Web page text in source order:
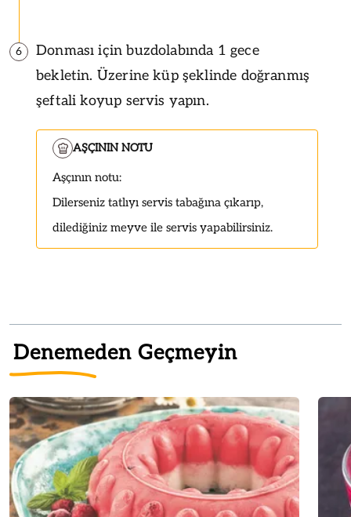
6
Donması için buzdolabında 1 gece
bekletin. Üzerine küp şeklinde doğranmış
şeftali koyup servis yapın.
AŞÇININ NOTU
Aşçının notu:
Dilerseniz tatlıyı servis tabağına çıkarıp,
dilediğiniz meyve ile servis yapabilirsiniz.
Denemeden Geçmeyin